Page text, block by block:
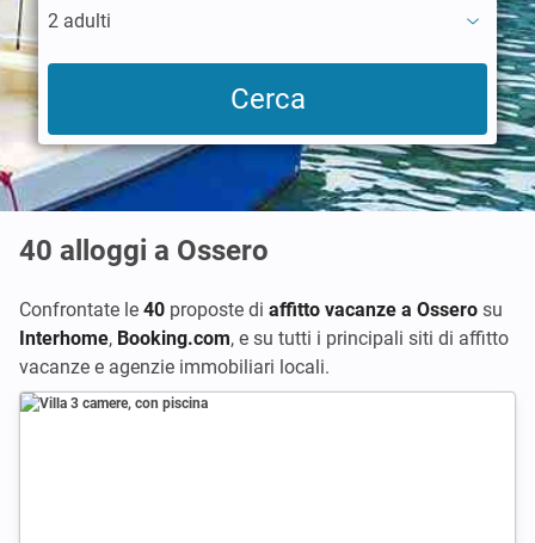
2 adulti
40 alloggi a Ossero
Confrontate le 40 proposte di affitto vacanze a Ossero su
Interhome, Booking.com, e su tutti i principali siti di affitto
vacanze e agenzie immobiliari locali.